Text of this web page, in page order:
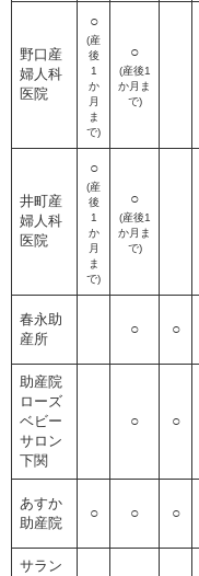
野口産
婦人科
医院
○
(産
後
1
か
月
ま
で)​
○
(産後1
か月ま
で)​
井町産
婦人科
医院
○
(産
後
1
か
月
ま
で)
○
(産後1
か月ま
で)​
春永助
産所
○ ○
助産院
ローズ
ベビー
サロン
下関
○ ○
あすか
助産院
○ ○ ○
サラン